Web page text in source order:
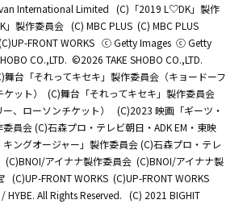
International Limited (C)「2019 L♡DK」製作
」製作委員会 (C) MBC PLUS (C) MBC PLUS
FRONT WORKS ⓒ Getty Images ⓒ Getty
CO.,LTD. ©2026 TAKE SHOBO CO.,LTD.
舞台「それってキセキ」製作委員会（キョードーフ
ット）
(C)舞台「それってキセキ」製作委員会
ー、ローソンチケット）
(C)2023 映画「ギーツ・
員会 (C)石森プロ・テレビ朝日・ADK EM・東映
ングオージャー」製作委員会 (C)石森プロ・テレ
(C)BNOI/アイナナ製作委員会 (C)BNOI/アイナナ製
(C)UP-FRONT WORKS (C)UP-FRONT WORKS
HYBE. All Rights Reserved. (C) 2021 BIGHIT